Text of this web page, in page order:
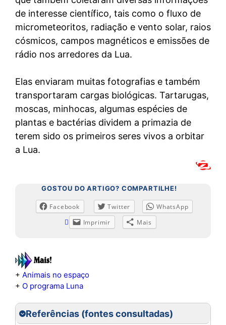
de interesse científico, tais como o fluxo de
micrometeoritos, radiação e vento solar, raios
cósmicos, campos magnéticos e emissões de
rádio nos arredores da Lua.
Elas enviaram muitas fotografias e também
transportaram cargas biológicas. Tartarugas,
moscas, minhocas, algumas espécies de
plantas e bactérias dividem a primazia de
terem sido os primeiros seres vivos a orbitar
a Lua.
GOSTOU DO ARTIGO? COMPARTILHE!
Facebook Twitter
WhatsApp
Imprimir
Mais
+ Animais no espaço
+ O programa Luna
Referências (fontes consultadas)